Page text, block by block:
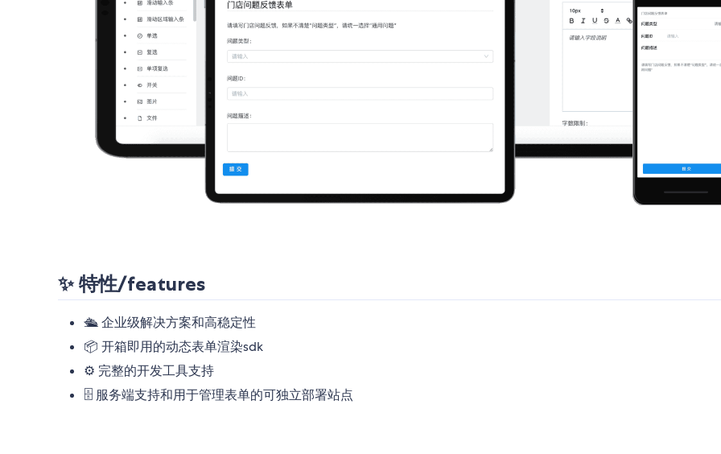
✨ 特性/features
🛳 企业级解决方案和高稳定性
📦 开箱即用的动态表单渲染sdk
⚙️ 完整的开发工具支持
🗄 服务端支持和用于管理表单的可独立部署站点